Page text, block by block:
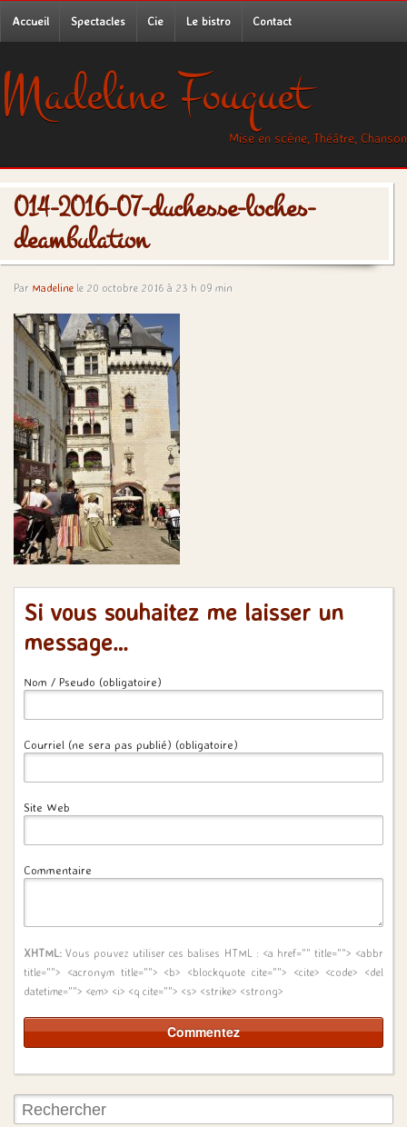
Accueil Spectacles Cie Le bistro Contact
Madeline Fouquet
Mise en scène, Théâtre, Chanson
014-2016-07-duchesse-loches-
deambulation
Par Madeline le 20 octobre 2016 à 23 h 09 min
Si vous souhaitez me laisser un
message…
Nom / Pseudo (obligatoire)
Courriel (ne sera pas publié) (obligatoire)
Site Web
Commentaire
XHTML: Vous pouvez utiliser ces balises HTML : <a href="" title=""> <abbr
title=""> <acronym title=""> <b> <blockquote cite=""> <cite> <code> <del
datetime=""> <em> <i> <q cite=""> <s> <strike> <strong>
Rechercher: